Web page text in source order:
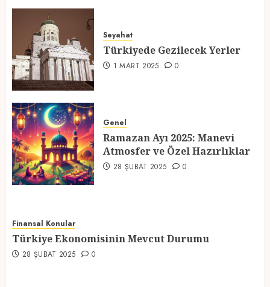
4
1 MART 2025
5
Atmosfer ve Özel Hazırlıklar
28 ŞUBAT 2025 0
Seyahat
Türkiyede Gezilecek Yerler
1 MART 2025 0
Genel
Ramazan Ayı 2025: Manevi
Atmosfer ve Özel Hazırlıklar
28 ŞUBAT 2025 0
Finansal Konular
Türkiye Ekonomisinin Mevcut Durumu
28 ŞUBAT 2025 0